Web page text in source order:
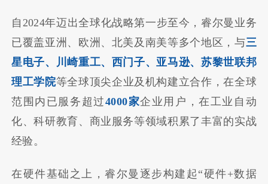
自2024年迈出全球化战略第一步至今，睿尔曼业务
已覆盖亚洲、欧洲、北美及南美等多个地区，与三
星电子、川崎重工、西门子、亚马逊、苏黎世联邦
理工学院等全球顶尖企业及机构建立合作，在全球
范围内已服务超过4000家企业用户，在工业自动
化、科研教育、商业服务等领域积累了丰富的实战
经验。
在硬件基础之上，睿尔曼逐步构建起“硬件+数据